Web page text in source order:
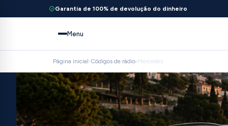
Garantia de 100% de devolução do dinheiro
Menu
Página inicial›Códigos de rádio›Mercedes